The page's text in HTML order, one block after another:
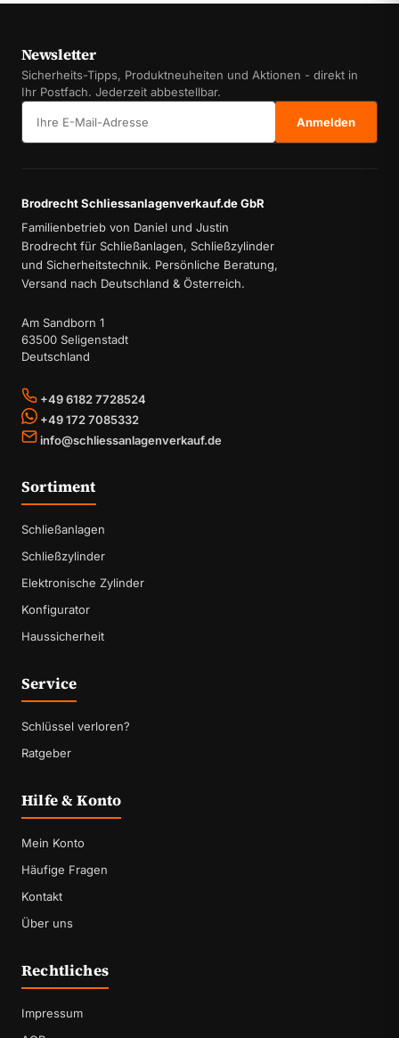
Newsletter
Sicherheits-Tipps, Produktneuheiten und Aktionen - direkt in
Ihr Postfach. Jederzeit abbestellbar.
Anmelden
Brodrecht Schliessanlagenverkauf.de GbR
Familienbetrieb von Daniel und Justin
Brodrecht für Schließanlagen, Schließzylinder
und Sicherheitstechnik. Persönliche Beratung,
Versand nach Deutschland & Österreich.
Am Sandborn 1
63500 Seligenstadt
Deutschland
+49 6182 7728524
+49 172 7085332
info@schliessanlagenverkauf.de
Sortiment
Schließanlagen
Schließzylinder
Elektronische Zylinder
Konfigurator
Haussicherheit
Service
Schlüssel verloren?
Ratgeber
Hilfe & Konto
Mein Konto
Häufige Fragen
Kontakt
Über uns
Rechtliches
Impressum